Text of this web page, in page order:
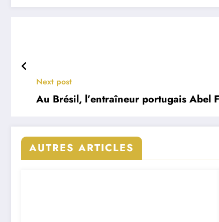
Next post
Au Brésil, l’entraîneur portugais Abel
AUTRES ARTICLES